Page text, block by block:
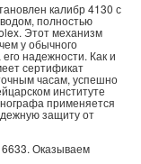
калибр 4130 с
полностью
Этот механизм
у обычного
надежности. Как и
сертификат
часам, успешно
институте
применяется
защиту от
Оказываем